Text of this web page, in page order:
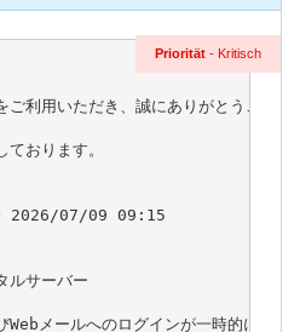
Priorität - Kritisch
ご利用いただき、誠にありがとうござい
おります。
2026/07/09 09:15
ルサーバー
Webメールへのログインが一時的に行え